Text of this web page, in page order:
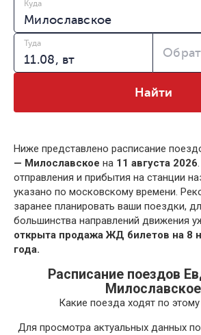
Куда
Туда
Найти
Ниже представлено расписание
— Милославское на 11 августа 2026
отправления и прибытия на станции
указано по московскому времени.
заранее планировать ваши поездки,
большинства направлений движения
открыта продажа ЖД билетов на 8
года.
Расписание поездов
Милославское
Какие поезда ходят по
Для просмотра актуальных данных